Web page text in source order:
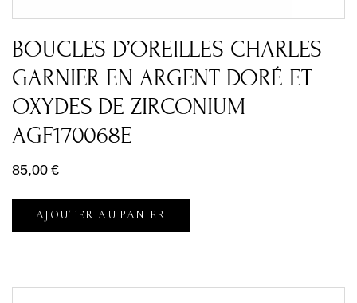
BOUCLES D’OREILLES CHARLES
GARNIER EN ARGENT DORÉ ET
OXYDES DE ZIRCONIUM
AGF170068E
85,00€
AJOUTER AU PANIER